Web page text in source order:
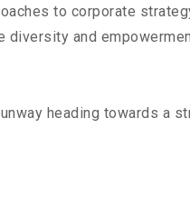
to corporate
and
heading towards a